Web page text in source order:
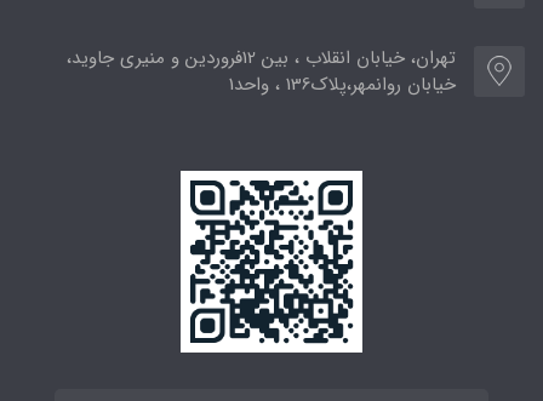
تهران، خیابان انقلاب ، بین 12فروردین و منیری جاوید،
خیابان روانمهر،پلاک136 ، واحد1